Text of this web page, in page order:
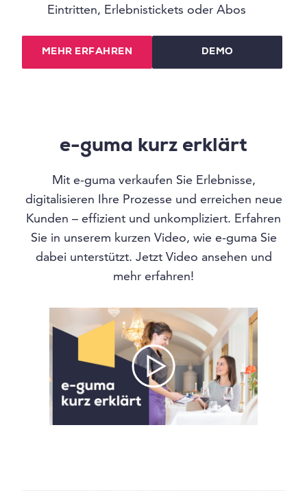
Eintritten, Erlebnistickets oder Abos
MEHR ERFAHREN DEMO
e-guma kurz erklärt
Mit e-guma verkaufen Sie Erlebnisse,
digitalisieren Ihre Prozesse und erreichen neue
Kunden – effizient und unkompliziert. Erfahren
Sie in unserem kurzen Video, wie e-guma Sie
dabei unterstützt. Jetzt Video ansehen und
mehr erfahren!